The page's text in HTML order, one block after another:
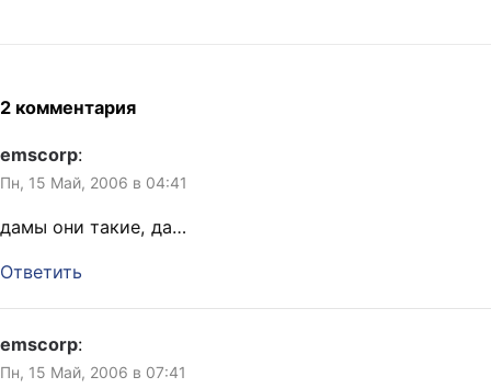
2 комментария
emscorp:
Пн, 15 Май, 2006 в 04:41
дамы они такие, да…
Ответить
emscorp:
Пн, 15 Май, 2006 в 07:41